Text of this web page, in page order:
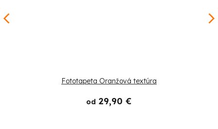
Fototapeta Oranžová textúra
od 29,90 €